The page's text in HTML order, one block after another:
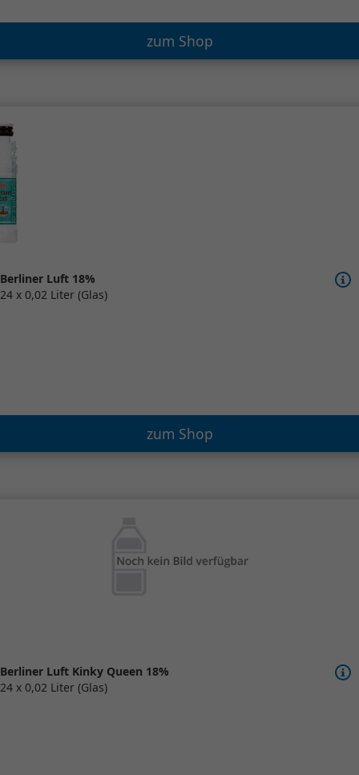
zum Shop
Berliner Luft 18%
24 x 0,02 Liter (Glas)
zum Shop
Berliner Luft Kinky Queen 18%
24 x 0,02 Liter (Glas)